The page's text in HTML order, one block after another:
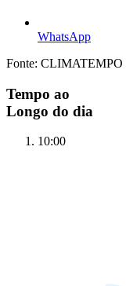
WhatsApp
Fonte:
Tempo ao
Longo do dia
10:00